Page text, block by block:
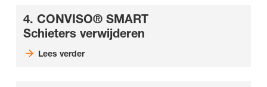
4. CONVISO® SMART
Schieters verwijderen
Lees verder